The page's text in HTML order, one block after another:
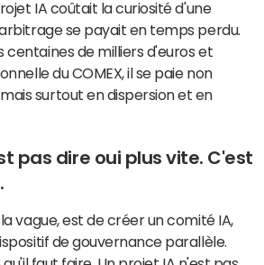
IA coûtait la curiosité d'une
se payait en temps perdu.
centaines de milliers d'euros et
du COMEX, il se paie non
surtout en dispersion et en
pas dire oui plus vite. C'est
vague, est de créer un comité IA,
de gouvernance parallèle.